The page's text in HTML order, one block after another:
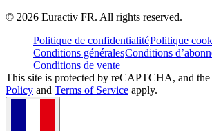
© 2026 Euractiv FR. All rights reserved.
Politique de confidentialitéPolitique
Conditions généralesConditions
Conditions de vente
This site is protected by reCAPTCHA, and
Policy and Terms of Service apply.